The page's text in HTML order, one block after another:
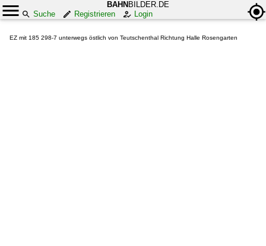
BAHN BILDER.DE
Suche
Registrieren Login
EZ mit 185 298-7 unterwegs östlich von Teutschenthal Richtung Halle Rosengarten